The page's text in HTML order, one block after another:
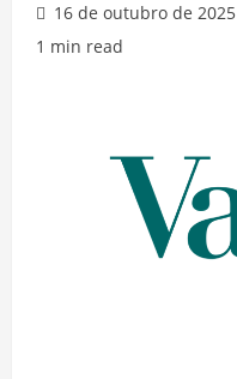
16 de outubro de 2025
1 min read